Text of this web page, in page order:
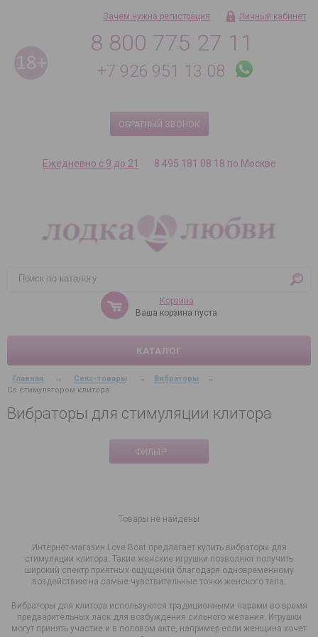
8 800 775 27 11
+7 926 951 13 08
ОБРАТНЫЙ ЗВОНОК
Зачем нужна регистрация Личный кабинет
Ежедневно с 9 до 21 8 495 181 08 18 по Москве
Корзина
Ваша корзина пуста
КАТАЛОГ
Главная → Секс-товары → Вибраторы
→
Со стимулятором клитора
Вибраторы для стимуляции клитора
ФИЛЬТР
Товары не найдены
Интернет-магазин Love Boat предлагает купить вибраторы для
стимуляции клитора. Такие женские игрушки позволяют получить
широкий спектр приятных ощущений благодаря одновременному
воздействию на самые чувствительные точки женского тела.
Вибраторы для клитора используются традиционными парами во время
предварительных ласк для возбуждения сильного желания. Игрушки
могут принять участие и в половом акте, например если женщина хочет